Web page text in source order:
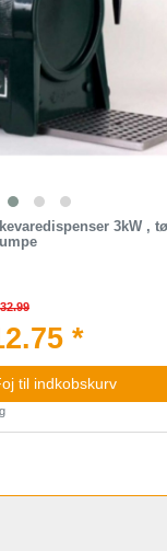
3kW ,
*
til indkobskurv